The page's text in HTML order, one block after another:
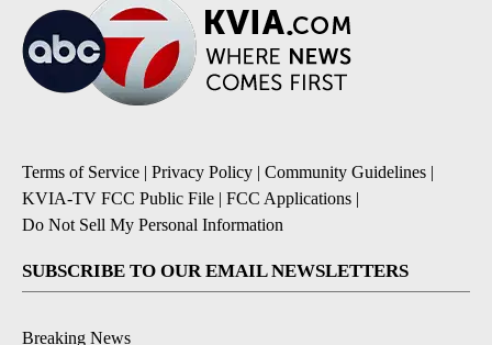
Terms of Service | Privacy Policy | Community Guidelines |
KVIA-TV FCC Public File | FCC Applications |
Do Not Sell My Personal Information
SUBSCRIBE TO OUR EMAIL NEWSLETTERS
Breaking News